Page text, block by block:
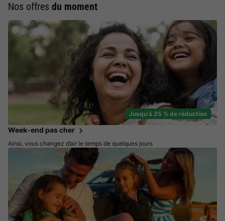
Nos offres du moment
Jusqu'à 25 % de réduction
Week-end pas cher
Ainsi, vous changez d’air le temps de quelques jours